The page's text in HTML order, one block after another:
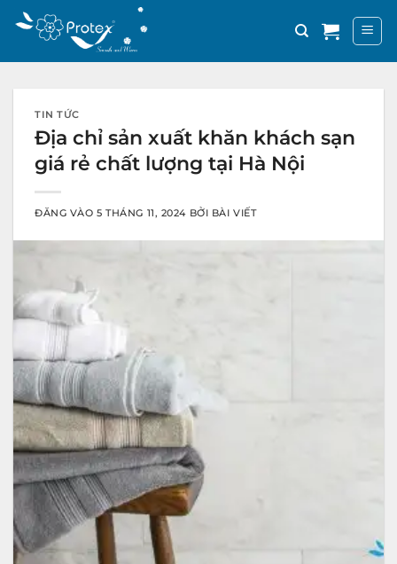
qua
TIN TỨC
Địa chỉ sản xuất khăn khách sạn
giá rẻ chất lượng tại Hà Nội
ĐĂNG VÀO5 THÁNG 11, 2024 BỞI BÀI VIẾT